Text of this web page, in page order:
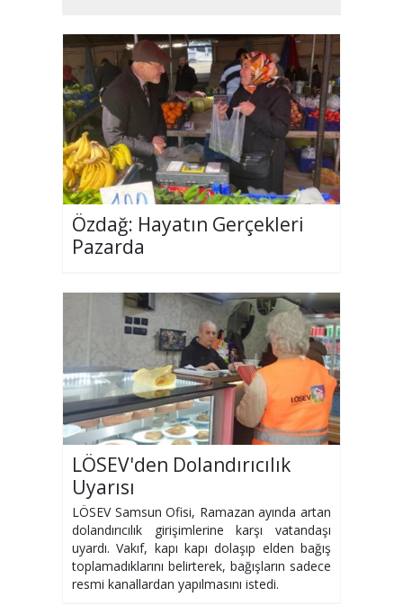
Özdağ: Hayatın Gerçekleri
Pazarda
LÖSEV'den Dolandırıcılık
Uyarısı
LÖSEV Samsun Ofisi, Ramazan ayında artan
dolandırıcılık girişimlerine karşı vatandaşı
uyardı. Vakıf, kapı kapı dolaşıp elden bağış
toplamadıklarını belirterek, bağışların sadece
resmi kanallardan yapılmasını istedi.